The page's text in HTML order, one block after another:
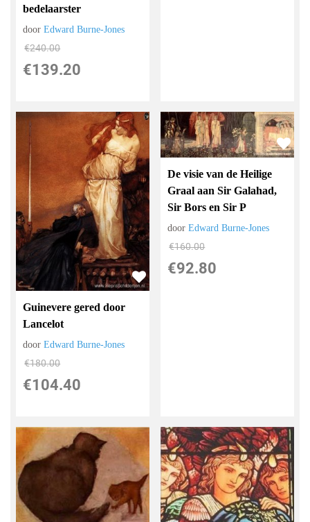
bedelaarster
doorEdward Burne-Jones
€240.00
€139.20
Guinevere gered door
Lancelot
doorEdward Burne-Jones
€180.00
€104.40
De visie van de Heilige
Graal aan Sir Galahad,
Sir Bors en Sir P
doorEdward Burne-Jones
€160.00
€92.80